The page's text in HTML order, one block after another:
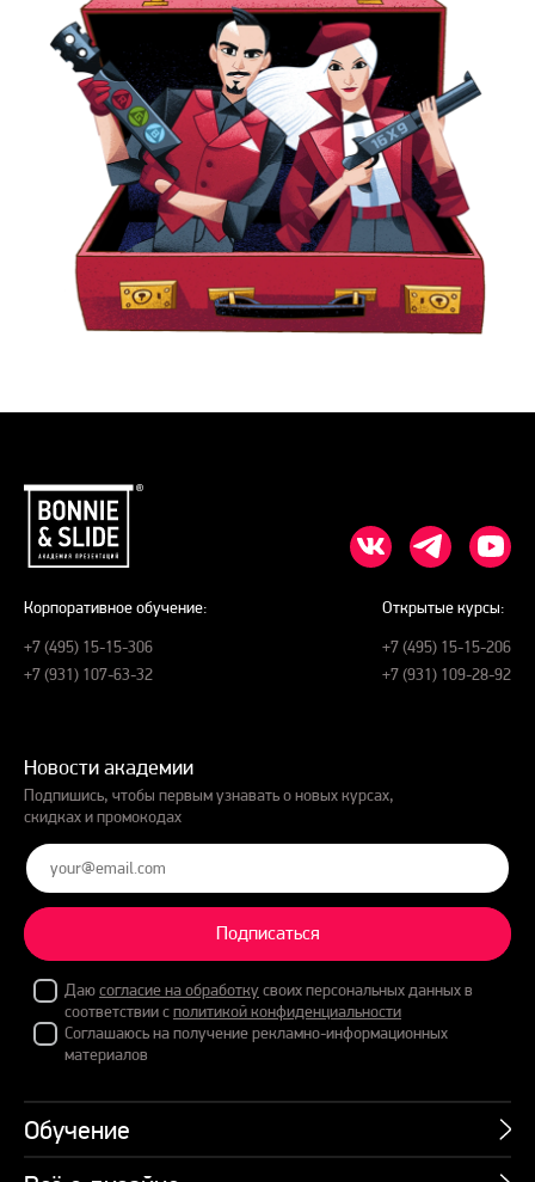
Корпоративное обучение:
+7 (495) 15-15-306
+7 (931) 107-63-32
Открытые курсы:
+7 (495) 15-15-206
+7 (931) 109-28-92
Новости академии
Подпишись, чтобы первым узнавать о новых курсах,
скидках и промокодах
Подписаться
Даюсогласие на обработкусвоих персональных данных в
соответствии сполитикой конфиденциальности
Соглашаюсь на получение рекламно-информационных
материалов
Обучение